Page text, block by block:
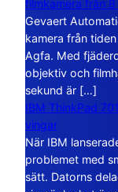
filmkamera från
Gevaert
kamera från
Agfa. Med
objektiv och
sekund är […]
IBM ThinkPad
vingar
När IBM
problemet med
sätt. Datorns